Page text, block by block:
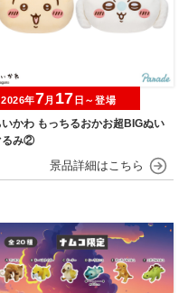
いかわ もっちるおかお超BIGぬい
るみ②
2026年7月 17 日～登場